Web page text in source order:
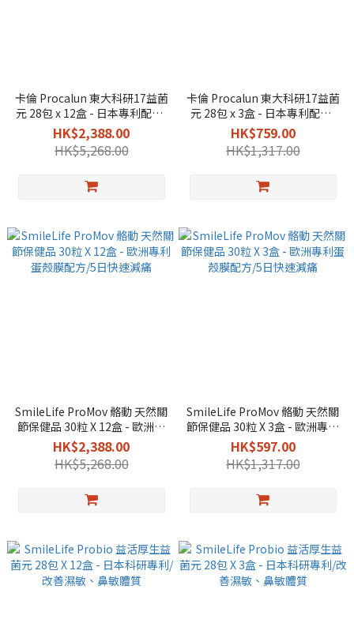
卡倫 Procalun 東大科研17益菌
元 28包 x 12盒 - 日本專利配方/
針對濕敏與易敏體質
HK$2,388.00
HK$5,268.00
卡倫 Procalun 東大科研17益菌
元 28包 x 3盒 - 日本專利配方/
針對濕敏與易敏體質
HK$759.00
HK$1,317.00
SmileLife ProMov 骼動 天然關
節保健品 30粒 X 12盒 - 歐洲專
利蛋殼膜配方/5日快速減痛
HK$2,388.00
HK$5,268.00
SmileLife ProMov 骼動 天然關
節保健品 30粒 X 3盒 - 歐洲專利
蛋殼膜配方/5日快速減痛
HK$597.00
HK$1,317.00